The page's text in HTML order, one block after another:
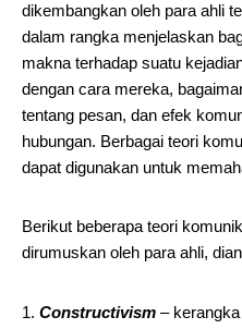
dikembangkan oleh para ahli
dalam rangka menjelaskan
makna terhadap suatu
dengan cara mereka,
tentang pesan, dan efek
hubungan. Berbagai teori
dapat digunakan untuk
Berikut beberapa teori
dirumuskan oleh para ahli,
Constructivism –